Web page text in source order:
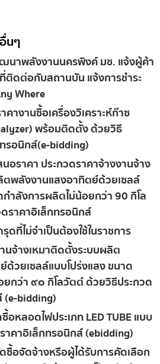
นๆ
นาพลังงานนครพิงค์ มช. แจ้งผู้ค้า
ติดต่อกับสถานบัน แจ้งการชำระ
Where
คางานซื้อเครื่องวิเคราะห์ก๊าซ
พร้อมติดตั้ง ด้วยวิธี
รอนิกส์(e-bidding)
นอราคา ประกวดราคาจ้างงานจ้าง
ตพลังงานแสงอาทิตย์ด้วยเซลล์
กำลังการผลิตไม่น้อยกว่า 90 กิโล
ราคาอิเล็กทรอนิกส์
ดที่ไม่จำเป็นต้องใช้ในราชการ
นจ้างเหมาติดตั้งระบบผลิต
วยเซลล์แบบโปร่งแสง ขนาด
กว่า ๙๐ กิโลวัตต์ ด้วยวิธีประกวด
(e-bidding)
อหลอดไฟประเภท LED TUBE แบบ
าคาอิเล็กทรอนิกส์ (ebidding)
ซื้อจัดจ้างหรือผู้ได้รับการคัดเลือก